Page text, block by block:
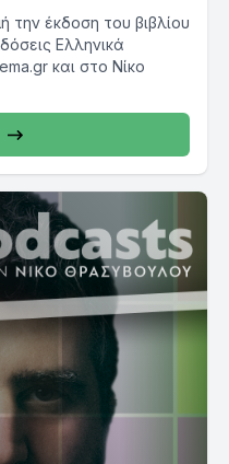
έκδοση του βιβλίου
Ελληνικά
και στο Νίκο